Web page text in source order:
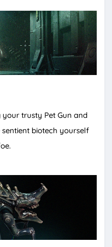
trusty Pet Gun and
biotech yourself